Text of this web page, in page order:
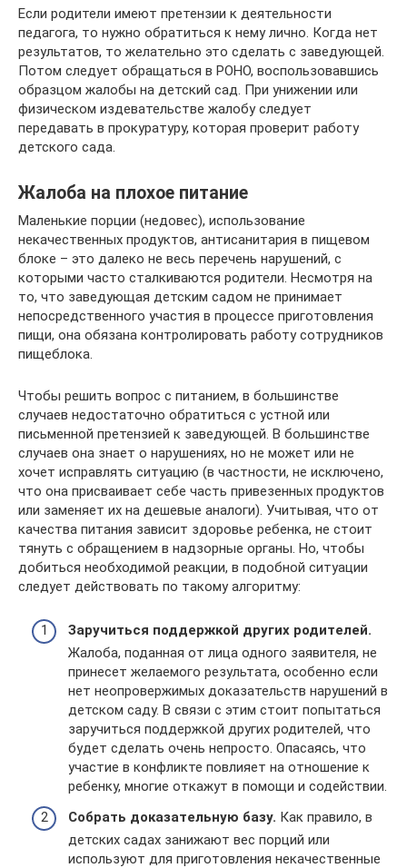
Если родители имеют претензии к деятельности
педагога, то нужно обратиться к нему лично. Когда нет
результатов, то желательно это сделать с заведующей.
Потом следует обращаться в РОНО, воспользовавшись
образцом жалобы на детский сад. При унижении или
физическом издевательстве жалобу следует
передавать в прокуратуру, которая проверит работу
детского сада.
Жалоба на плохое питание
Маленькие порции (недовес), использование
некачественных продуктов, антисанитария в пищевом
блоке – это далеко не весь перечень нарушений, с
которыми часто сталкиваются родители. Несмотря на
то, что заведующая детским садом не принимает
непосредственного участия в процессе приготовления
пищи, она обязана контролировать работу сотрудников
пищеблока.
Чтобы решить вопрос с питанием, в большинстве
случаев недостаточно обратиться с устной или
письменной претензией к заведующей. В большинстве
случаев она знает о нарушениях, но не может или не
хочет исправлять ситуацию (в частности, не исключено,
что она присваивает себе часть привезенных продуктов
или заменяет их на дешевые аналоги). Учитывая, что от
качества питания зависит здоровье ребенка, не стоит
тянуть с обращением в надзорные органы. Но, чтобы
добиться необходимой реакции, в подобной ситуации
следует действовать по такому алгоритму:
Заручиться поддержкой других родителей.
Жалоба, поданная от лица одного заявителя, не
принесет желаемого результата, особенно если
нет неопровержимых доказательств нарушений в
детском саду. В связи с этим стоит попытаться
заручиться поддержкой других родителей, что
будет сделать очень непросто. Опасаясь, что
участие в конфликте повлияет на отношение к
ребенку, многие откажут в помощи и содействии.
Собрать доказательную базу. Как правило, в
детских садах занижают вес порций или
используют для приготовления некачественные